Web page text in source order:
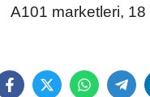
A101 marketleri, 18